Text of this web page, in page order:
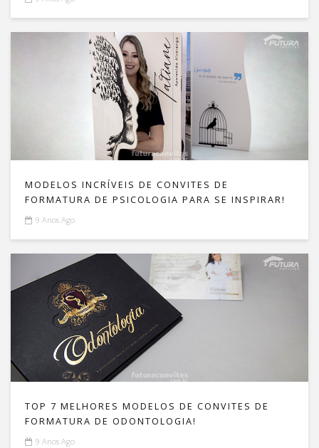
MODELOS INCRÍVEIS DE CONVITES DE
FORMATURA DE PSICOLOGIA PARA SE INSPIRAR!
9 Anos Ago
TOP 7 MELHORES MODELOS DE CONVITES DE
FORMATURA DE ODONTOLOGIA!
9 Anos Ago